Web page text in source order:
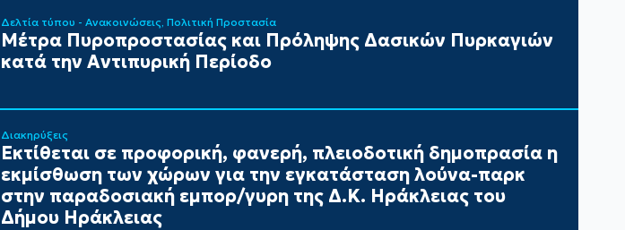
Δελτία τύπου - Ανακοινώσεις Πολιτική Προστασία
Μέτρα Πυροπροστασίας και Πρόληψης Δασικών Πυρκαγιών
κατά την Αντιπυρική Περίοδο
Διακηρύξεις
Εκτίθεται σε προφορική, φανερή, πλειοδοτική δημοπρασία η
εκμίσθωση των χώρων για την εγκατάσταση λούνα-παρκ
στην παραδοσιακή εμπορ/γυρη της Δ.Κ. Ηράκλειας του
Δήμου Ηράκλειας